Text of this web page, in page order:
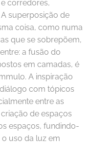
corredores,
superposição de
coisa, como numa
que se sobrepõem,
a fusão do
em camadas, é
A inspiração
com tópicos
entre as
de espaços
espaços, fundindo-
uso da luz em